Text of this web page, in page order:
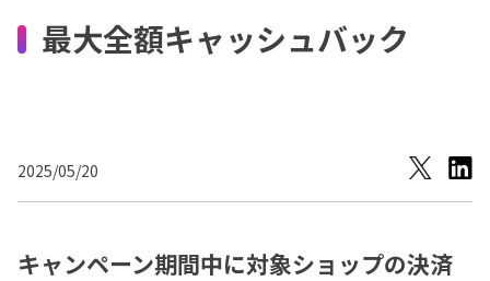
最大全額キャッシュバック
2025/05/20
キャンペーン期間中に対象ショップの決済